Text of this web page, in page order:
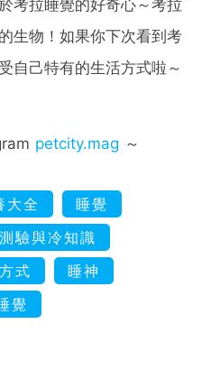
考拉睡覺的好奇心～考拉
生物！如果你下次看到考
自己特有的生活方式啦～
petcity.mag ～
全
睡覺
驗與冷知識
式
睡神
覺